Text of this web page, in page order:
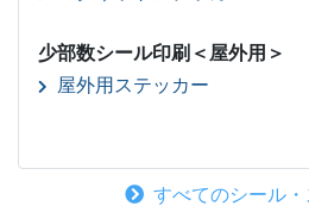
少部数シール印刷＜屋外用＞
屋外用ステッカー
すべてのシール